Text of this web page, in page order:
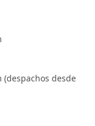
(despachos desde